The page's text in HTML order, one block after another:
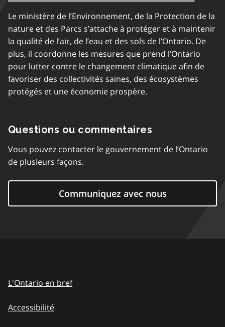
Le ministère de l’Environnement, de la Protection de la
nature et des Parcs s’attache à protéger et à maintenir
la qualité de l’air, de l’eau et des sols de l’Ontario. De
plus, il coordonne les mesures que prend l’Ontario
pour lutter contre le changement climatique afin de
favoriser des collectivités saines, des écosystèmes
protégés et une économie prospère.
Questions ou commentaires
Vous pouvez contacter le gouvernement de l’Ontario
de plusieurs façons.
Communiquez avec nous
L'Ontario en bref
Accessibilité